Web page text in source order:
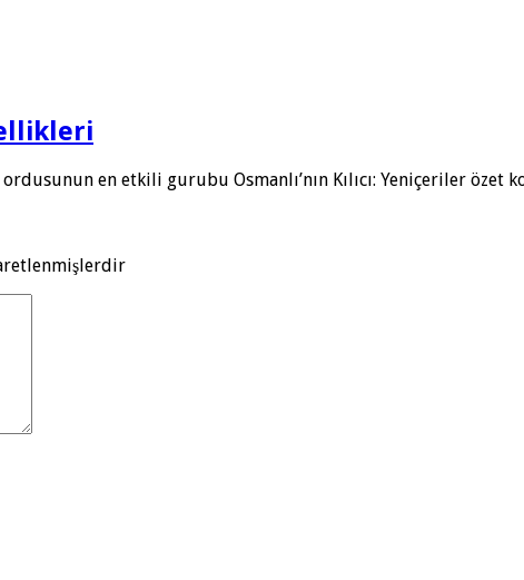
ordusunun en etkili gurubu Osmanlı’nın Kılıcı: Yeniçeriler özet